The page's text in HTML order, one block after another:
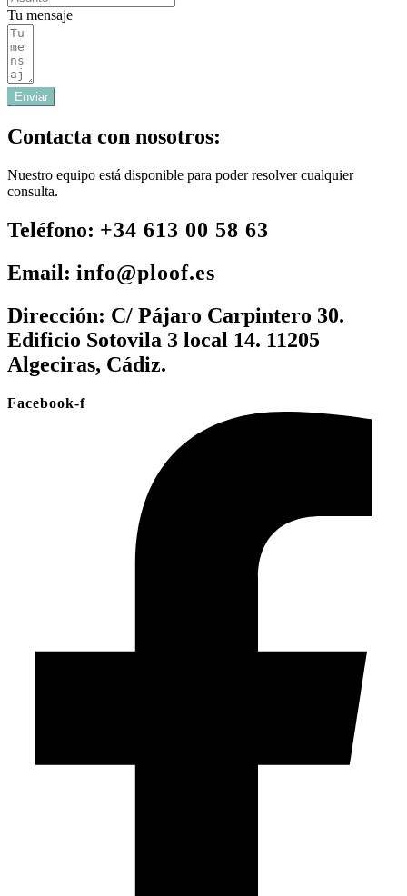
Tu mensaje
Enviar
Contacta con nosotros:
Nuestro equipo está disponible para poder resolver cualquier
consulta.
Teléfono: +34 613 00 58 63
Email: info@ploof.es
Dirección: C/ Pájaro Carpintero 30.
Edificio Sotovila 3 local 14. 11205
Algeciras, Cádiz.
Facebook-f